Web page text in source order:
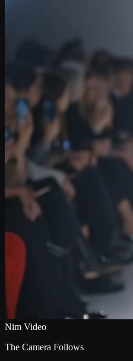
Nim Video
The Camera Follows